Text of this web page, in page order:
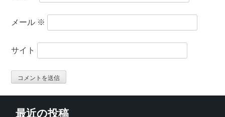
メール ※
サイト
最近の投稿